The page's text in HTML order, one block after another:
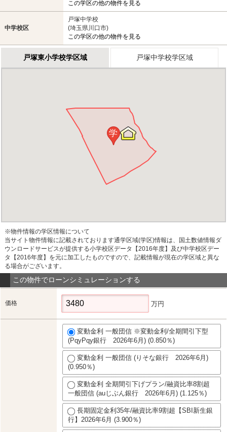
この学区の他の物件を見る
中学校区
戸塚中学校
(埼玉県川口市)
この学区の他の物件を見る
戸塚東小学校学区域 戸塚中学校学区域
学
※物件情報の学区情報について
当サイト物件情報に記載されております通学区域(学区)情報は、国土数値情報ダ
ウンロードサービスが提供する小学校区データ【2016年度】及び中学校区デー
タ【2016年度】を元に加工したものですので、記載情報が現在の学区域と異な
る場合がございます。
この物件でローンシミュレーションする
価格 万円
変動金利 一般団信 ※変動金利/全期間引下型
(PqyPqy銀行 2026年6月) (0.850％)
変動金利 一般団信 (りそな銀行 2026年6月)
(0.950％)
変動金利 全期間引下げプラン/融資比率8割超
一般団信 (auじぶん銀行 2026年6月) (1.125％)
長期固定金利35年/融資比率9割超【SBI新生銀
行】2026年6月 (3.900％)